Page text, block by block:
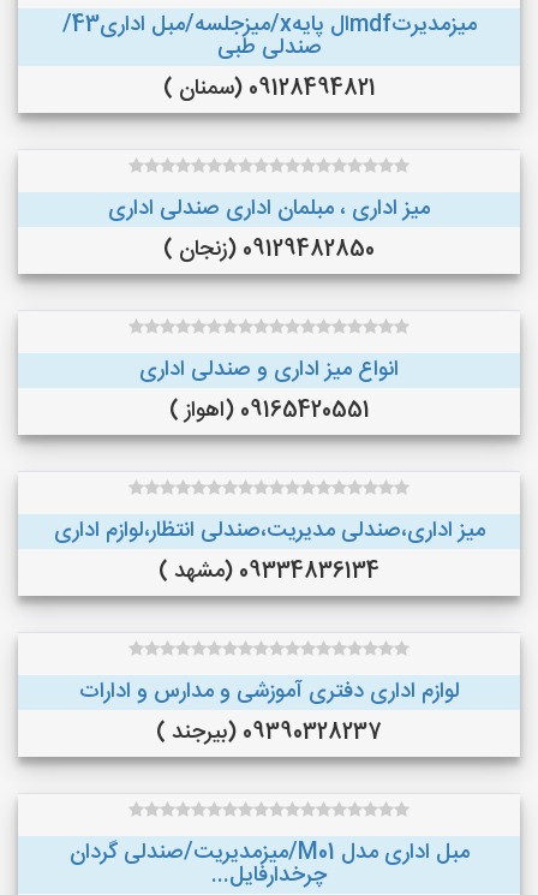
میزمدیرتmdfال پایهx/میزجلسه/مبل اداری43/
صندلی طبی
09128494821 (سمنان )
میز اداری ، مبلمان اداری صندلی اداری
09129482850 (زنجان )
انواع میز اداری و صندلی اداری
09165420551 (اهواز )
میز اداری،صندلی مدیریت،صندلی انتظار،لوازم اداری
09334836134 (مشهد )
لوازم اداری دفتری آموزشی و مدارس و ادارات
09390328237 (بیرجند )
مبل اداری مدل M01/میزمدیریت/صندلی گردان
چرخدارفایل...